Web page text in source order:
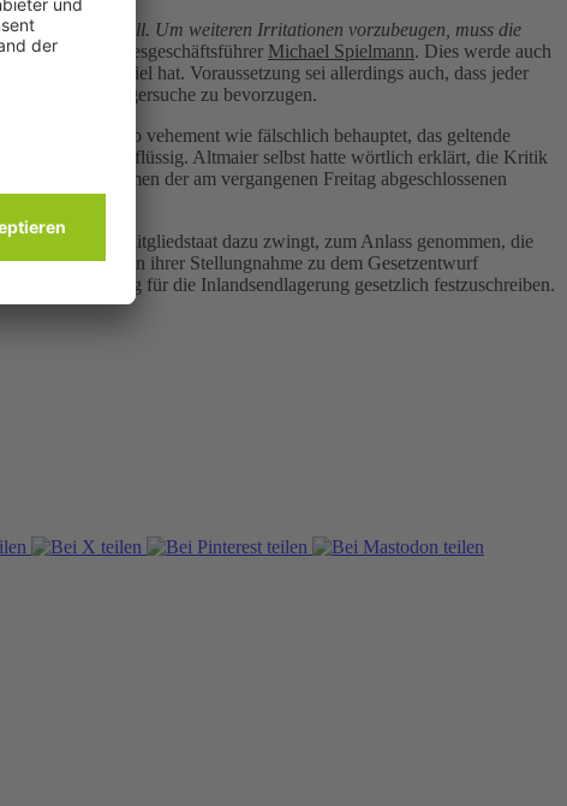
reagieren will. Um weiteren Irritationen vorzubeugen, muss die
DUH-Bundesgeschäftsführer Michael Spielmann. Dies werde auch
zum Ziel hat. Voraussetzung sei allerdings auch, dass jeder
neuen Endlagersuche zu bevorzugen.
ebenso vehement wie fälschlich behauptet, das geltende
überflüssig. Altmaier selbst hatte wörtlich erklärt, die Kritik
im Rahmen der am vergangenen Freitag abgeschlossenen
keinen Mitgliedstaat dazu zwingt, zum Anlass genommen, die
hatte die DUH in ihrer Stellungnahme zu dem Gesetzentwurf
klaren Vorrang für die Inlandsendlagerung gesetzlich festzuschreiben.